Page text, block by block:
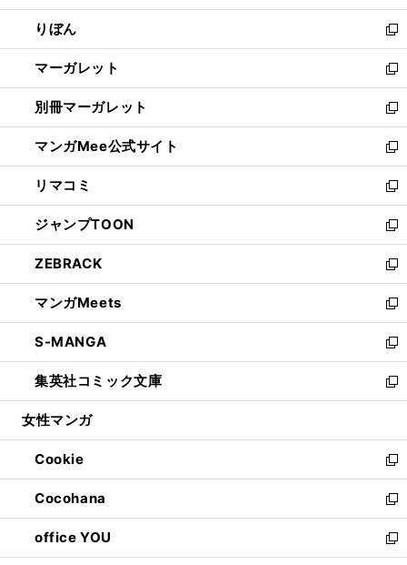
開
く
ウ
で
開
く
ン
ド
ウ
で
開
く
ウ
ィ
ン
ド
ウ
で
開
く
りぼん
新
し
い
ウ
ィ
ン
ド
ウ
で
開
く
マーガレット
新
し
い
ウ
ィ
ン
ド
ウ
で
開
く
別冊マーガレット
新
し
い
ウ
ィ
ン
ド
ウ
で
開
く
マンガMee公式サイト
新
し
い
ウ
ィ
ン
ド
ウ
で
開
く
リマコミ
新
し
い
ウ
ィ
ン
ド
ウ
で
開
く
ジャンプTOON
新
し
い
ウ
ィ
ン
ド
ウ
で
開
ZEBRACK
新
し
い
ウ
ィ
ン
ド
ウ
開
く
マンガMeets
新
し
い
ウ
ィ
ン
ウ
で
開
く
S-MANGA
新
し
い
ウ
ン
ド
ウ
で
開
く
集英社コミック文庫
新
し
ウ
ィ
ン
ド
ウ
で
開
女性マンガ
Cookie
新
し
い
ウ
ィ
ン
Cocohana
新
し
い
ウ
office YOU
新
し